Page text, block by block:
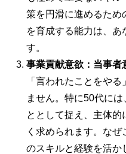
策を円滑に進めるため
を育成する能力は、あ
す。
事業貢献意欲：当事者
「言われたことをや
ません。特に50代に
ととして捉え、主体
く求められます。な
のスキルと経験を活か